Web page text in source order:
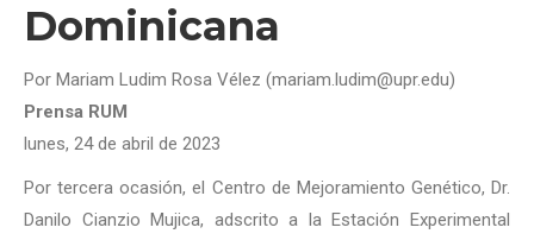
Dominicana
Por Mariam Ludim Rosa Vélez (mariam.ludim@upr.edu)
Prensa RUM
lunes, 24 de abril de 2023
Por tercera ocasión, el Centro de Mejoramiento Genético, Dr.
Danilo Cianzio Mujica, adscrito a la Estación Experimental